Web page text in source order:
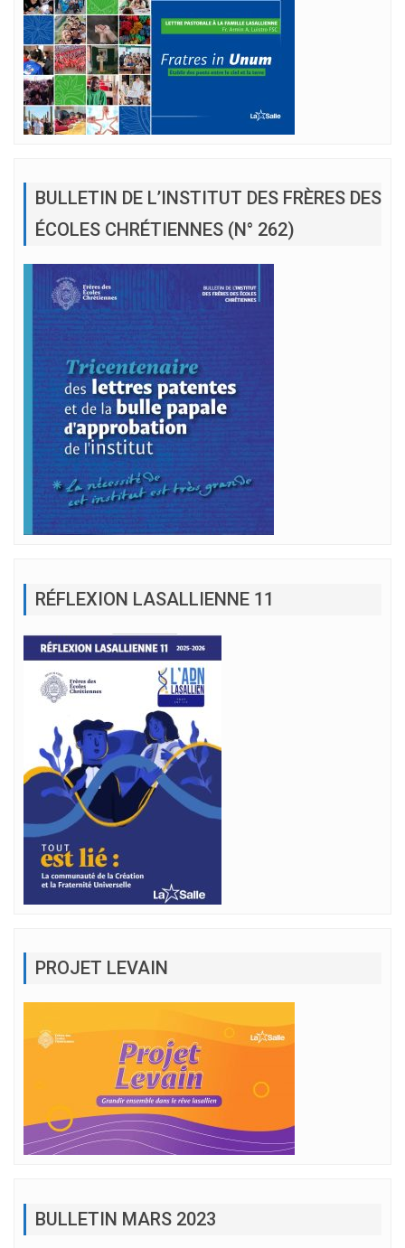
BULLETIN DE L’INSTITUT DES FRÈRES DES
ÉCOLES CHRÉTIENNES (N° 262)
RÉFLEXION LASALLIENNE 11
PROJET LEVAIN
BULLETIN MARS 2023